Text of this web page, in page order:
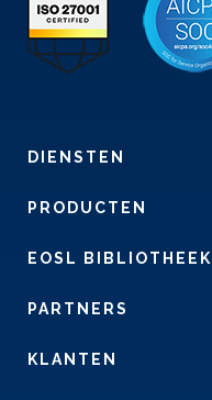
DIENSTEN
PRODUCTEN
EOSL BIBLIOTHEEK
PARTNERS
KLANTEN